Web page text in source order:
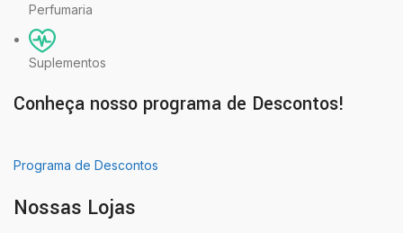
Perfumaria
Suplementos
Conheça nosso programa de Descontos!
Programa de Descontos
Nossas Lojas